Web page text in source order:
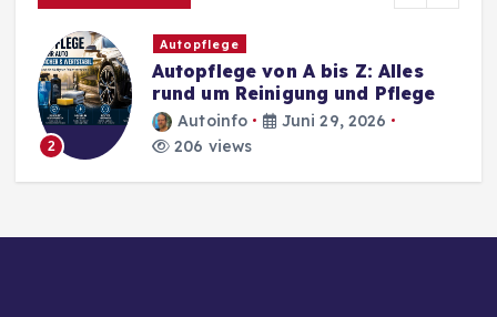
2
Autopflege
Autopflege von A bis Z: Alles
rund um Reinigung und Pflege
Autoinfo
Juni 29, 2026
206 views